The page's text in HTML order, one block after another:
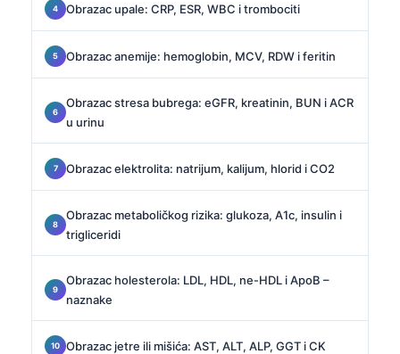
Obrazac upale: CRP, ESR, WBC i trombociti
Obrazac anemije: hemoglobin, MCV, RDW i feritin
Obrazac stresa bubrega: eGFR, kreatinin, BUN i ACR
u urinu
Obrazac elektrolita: natrijum, kalijum, hlorid i CO2
Obrazac metaboličkog rizika: glukoza, A1c, insulin i
trigliceridi
Obrazac holesterola: LDL, HDL, ne-HDL i ApoB –
naznake
Obrazac jetre ili mišića: AST, ALT, ALP, GGT i CK